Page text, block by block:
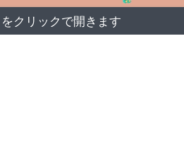
クリックで開きます